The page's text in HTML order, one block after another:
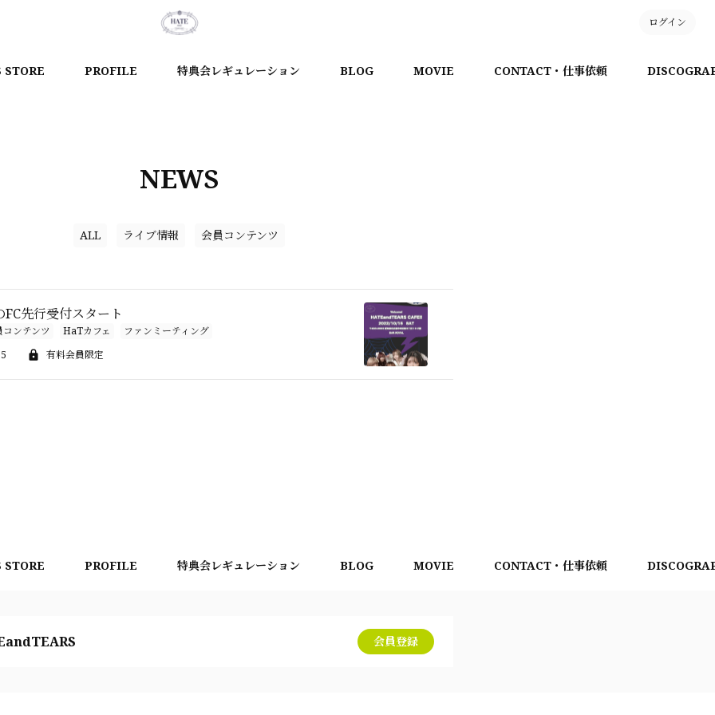
ログイン
PROFILE 特典会レギュレーション BLOG MOVIE CONTACT・仕事依頼
NEWS
ALL ライブ情報 会員コンテンツ
先行受付スタート
コンテンツ HaTカフェ
ファンミーティング
有料会員限定
PROFILE 特典会レギュレーション BLOG MOVIE CONTACT・仕事依頼
会員登録